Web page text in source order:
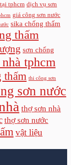
tphcm dịch vụ sơn
giá công sơn nước
sika chống thấm
thấm
sơn chống
nhà tphcm
thấm thi công sơn
sơn nước
thợ sơn nhà
thợ sơn nước
vật liệu